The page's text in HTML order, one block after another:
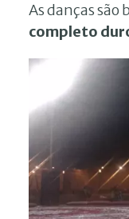
As danças são
completo